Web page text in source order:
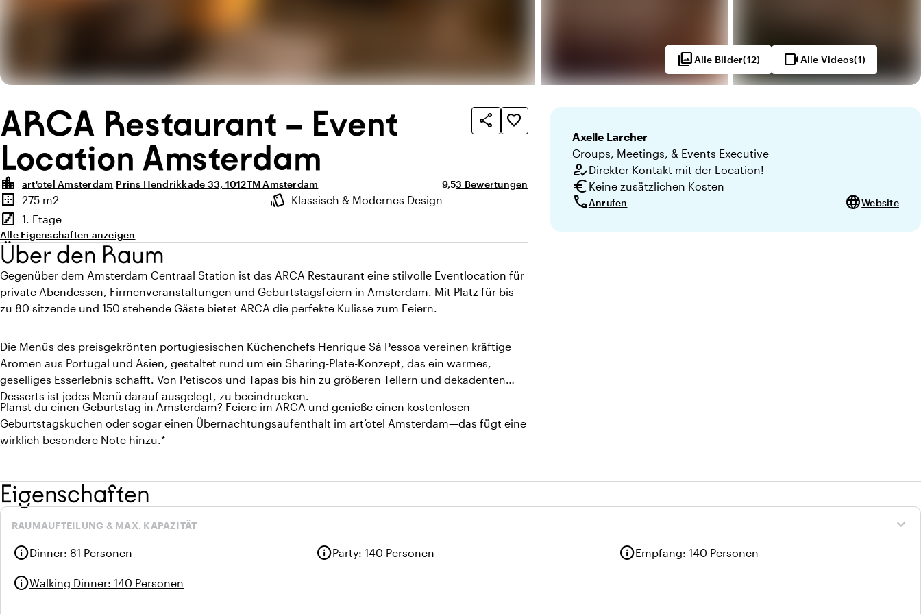
photo_libraryAlle Bilder(12) videocamAlle Videos(1)
ARCA Restaurant – Event
Location Amsterdam
share favorite_border
location_city art'otel Amsterdam Prins Hendrikkade 33, 1012TM Amsterdam Durchschnittliche Bewertung von 9,5 von 10
9,5Anzahl der Bewertungen: 3
3 Bewertungen
Highlights
border_outer
Fläche
275 m2 style
Ambiente
Klassisch & Modernes Design
stairs
Stockwerk
1. Etage
Alle Eigenschaften anzeigen
Über den Raum
Gegenüber dem Amsterdam Centraal Station ist das ARCA Restaurant eine stilvolle Eventlocation für
private Abendessen, Firmenveranstaltungen und Geburtstagsfeiern in Amsterdam. Mit Platz für bis
zu 80 sitzende und 150 stehende Gäste bietet ARCA die perfekte Kulisse zum Feiern.
Die Menüs des preisgekrönten portugiesischen Küchenchefs Henrique Sá Pessoa vereinen kräftige
Aromen aus Portugal und Asien, gestaltet rund um ein Sharing-Plate-Konzept, das ein warmes,
geselliges Esserlebnis schafft. Von Petiscos und Tapas bis hin zu größeren Tellern und dekadenten
Desserts ist jedes Menü darauf ausgelegt, zu beeindrucken.
Planst du einen Geburtstag in Amsterdam? Feiere im ARCA und genieße einen kostenlosen
Geburtstagskuchen oder sogar einen Übernachtungsaufenthalt im art’otel Amsterdam—das fügt eine
wirklich besondere Note hinzu.*
Axelle Larcher
Groups, Meetings, & Events Executive
how_to_regDirekter Kontakt mit der Location!
euro Keine zusätzlichen Kosten
callAnrufen languageWebsite
Eigenschaften
expand_more
RAUMAUFTEILUNG & MAX. KAPAZITÄT
infoDinner: 81 Personen infoParty: 140 Personen infoEmpfang: 140 Personen
infoWalking Dinner: 140 Personen